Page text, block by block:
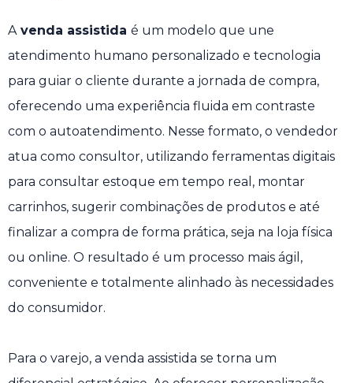
A venda assistida é um modelo que une
atendimento humano personalizado e tecnologia
para guiar o cliente durante a jornada de compra,
oferecendo uma experiência fluida em contraste
com o autoatendimento. Nesse formato, o vendedor
atua como consultor, utilizando ferramentas digitais
para consultar estoque em tempo real, montar
carrinhos, sugerir combinações de produtos e até
finalizar a compra de forma prática, seja na loja física
ou online. O resultado é um processo mais ágil,
conveniente e totalmente alinhado às necessidades
do consumidor.
Para o varejo, a venda assistida se torna um